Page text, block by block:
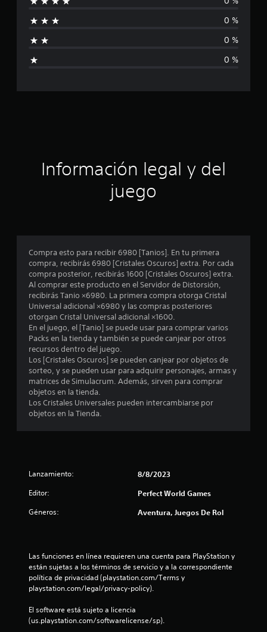
c
a
f
a
o
n
e
s
0 %
0 %
0 %
Información legal y del
juego
Compra esto para recibir 6980 [Tanios]. En tu primera
compra, recibirás 6980 [Cristales Oscuros] extra. Por cada
compra posterior, recibirás 1600 [Cristales Oscuros] extra.
Al comprar este producto en el Servidor de Distorsión,
recibirás Tanio ×6980. La primera compra otorga Cristal
Universal adicional ×6980 y las compras posteriores
otorgan Cristal Universal adicional ×1600.
En el juego, el [Tanio] se puede usar para comprar varios
Packs en la tienda y también se puede canjear por otros
recursos dentro del juego.
Los [Cristales Oscuros] se pueden canjear por objetos de
sorteo, y se pueden usar para adquirir personajes, armas y
matrices de Simulacrum. Además, sirven para comprar
objetos en la tienda.
Los Cristales Universales pueden intercambiarse por
objetos en la Tienda.
Lanzamiento: 8/8/2023
Editor: Perfect World Games
Géneros: Aventura, Juegos De Rol
Las funciones en línea requieren una cuenta para PlayStation y
están sujetas a los términos de servicio y a la correspondiente
política de privacidad (playstation.com/Terms y
playstation.com/legal/privacy-policy).
El software está sujeto a licencia
(us.playstation.com/softwarelicense/sp).